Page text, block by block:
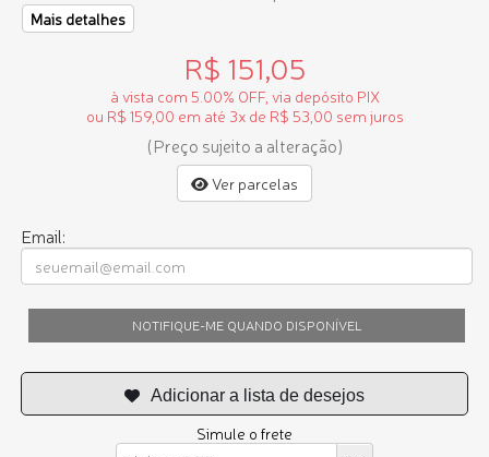
Mais detalhes
R$ 151,05
à vista com 5.00% OFF, via depósito PIX
ou R$ 159,00 em até 3x de R$ 53,00 sem juros
(Preço sujeito a alteração)
Ver parcelas
Email:
NOTIFIQUE-ME QUANDO DISPONÍVEL
Simule o frete